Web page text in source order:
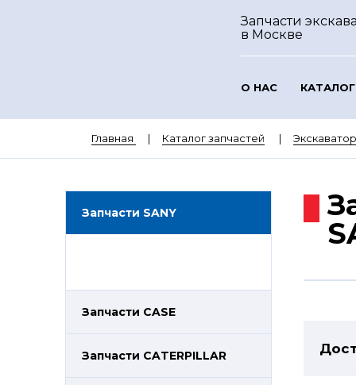
Запчасти
в Москве
О НАС
Главная Каталог запчастей
Запчасти SANY
Запчасти CASE
Запчасти CATERPILLAR